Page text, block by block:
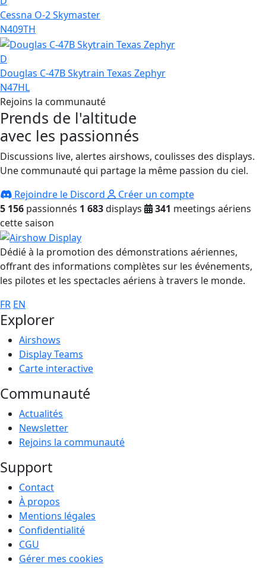
Cessna O-2 Skymaster
N409TH
D
Douglas C-47B Skytrain Texas Zephyr
N47HL
Rejoins la communauté
Prends de l'altitude
avec les passionnés
Discussions live, alertes airshows, coulisses des displays.
Une communauté qui partage la même passion du ciel.
Rejoindre le Discord
Créer un compte
5 156 passionnés 1 683displays 341 meetings aériens
cette saison
Dédié à la promotion des démonstrations aériennes,
offrant des informations complètes sur les événements,
les pilotes et les spectacles aériens à travers le monde.
FR EN
Explorer
Airshows
Display Teams
Carte interactive
Communauté
Actualités
Newsletter
Rejoins la communauté
Support
Contact
À propos
Mentions légales
Confidentialité
CGU
Gérer mes cookies